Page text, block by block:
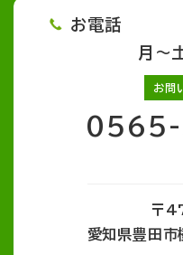
お電話
月～
お問
〒
愛知県豊田市